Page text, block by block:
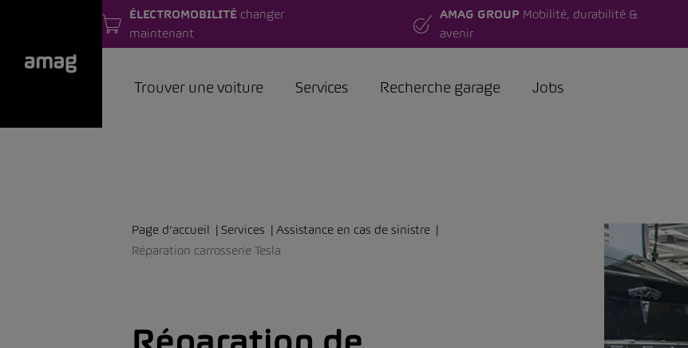
ÉLECTROMOBILITÉ changer
maintenant
AMAG GROUP Mobilité, durabilité &
avenir
Trouver une voiture Services Recherche garage Jobs
Page d’accueil Services
Assistance en cas de sinistre
Réparation carrosserie Tesla